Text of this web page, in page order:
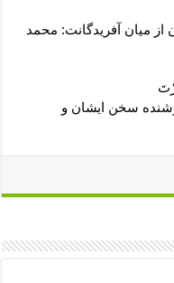
از ميان آفريدگانت: محمد
سخن ايشان و